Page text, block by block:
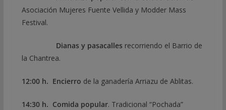
Asociación Mujeres Fuente Vellida y Modder Mass
Festival.
Dianas y pasacalles recorriendo el Barrio de
la Chantrea.
12:00 h. Encierro de la ganadería Arriazu de Ablitas.
14:30 h. Comida popular. Tradicional “Pochada”